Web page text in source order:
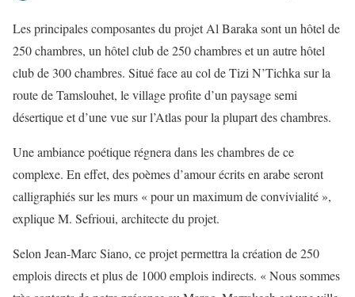
Les principales composantes du projet Al Baraka sont un hôtel de
250 chambres, un hôtel club de 250 chambres et un autre hôtel
club de 300 chambres. Situé face au col de Tizi N’Tichka sur la
route de Tamslouhet, le village profite d’un paysage semi
désertique et d’une vue sur l’Atlas pour la plupart des chambres.
Une ambiance poétique régnera dans les chambres de ce
complexe. En effet, des poèmes d’amour écrits en arabe seront
calligraphiés sur les murs « pour un maximum de convivialité »,
explique M. Sefrioui, architecte du projet.
Selon Jean-Marc Siano, ce projet permettra la création de 250
emplois directs et plus de 1000 emplois indirects. « Nous sommes